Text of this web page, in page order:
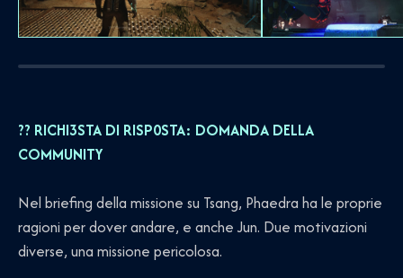
?? RICHI3STA DI RISP0STA: DOMANDA DELLA
COMMUNITY
Nel briefing della missione su Tsang, Phaedra ha le proprie
ragioni per dover andare, e anche Jun. Due motivazioni
diverse, una missione pericolosa.